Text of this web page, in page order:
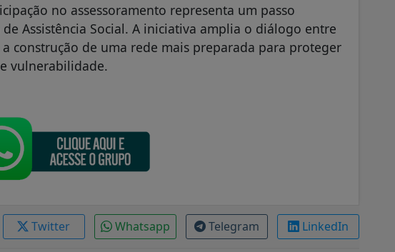
no assessoramento representa um passo
Assistência Social. A iniciativa amplia o diálogo entre
construção de uma rede mais preparada para proteger
vulnerabilidade.
Twitter Whatsapp Telegram LinkedIn